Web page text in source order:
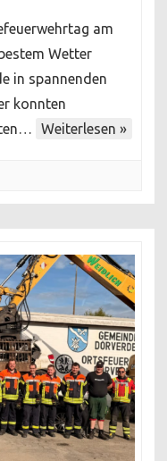
am
Wetter
in spannenden
konnten
Weiterlesen »